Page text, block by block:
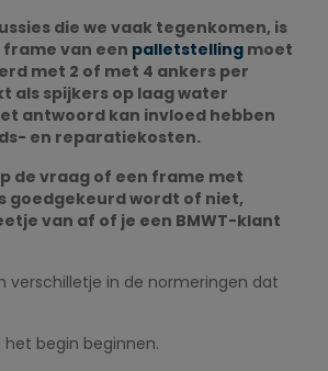
die we vaak tegenkomen, is
van een palletstelling moet
met 2 of met 4 ankers per
als spijkers op laag water
antwoord kan invloed hebben
en reparatiekosten.
de vraag of een frame met
goedgekeurd wordt of niet,
van af of je een BMWT-klant
verschilletje in de normeringen dat
het begin beginnen.